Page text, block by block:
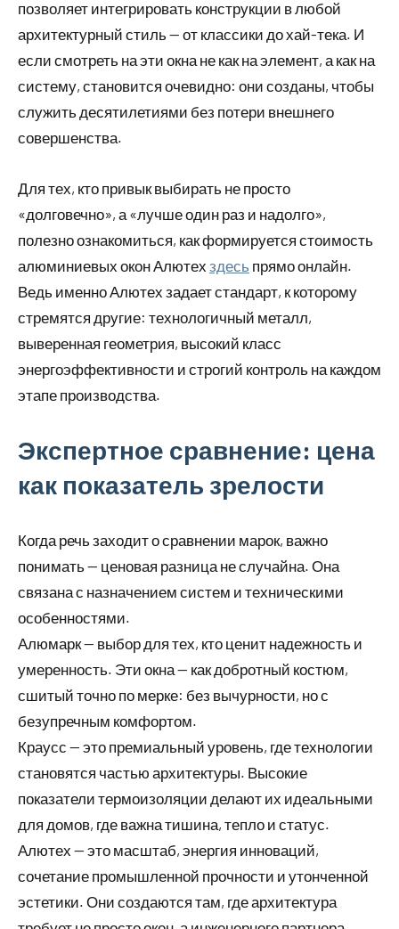
позволяет интегрировать конструкции в любой
архитектурный стиль — от классики до хай-тека. И
если смотреть на эти окна не как на элемент, а как на
систему, становится очевидно: они созданы, чтобы
служить десятилетиями без потери внешнего
совершенства.
Для тех, кто привык выбирать не просто
«долговечно», а «лучше один раз и надолго»,
полезно ознакомиться, как формируется стоимость
алюминиевых окон Алютех здесь прямо онлайн.
Ведь именно Алютех задает стандарт, к которому
стремятся другие: технологичный металл,
выверенная геометрия, высокий класс
энергоэффективности и строгий контроль на каждом
этапе производства.
Экспертное сравнение: цена
как показатель зрелости
Когда речь заходит о сравнении марок, важно
понимать — ценовая разница не случайна. Она
связана с назначением систем и техническими
особенностями.
Алюмарк — выбор для тех, кто ценит надежность и
умеренность. Эти окна — как добротный костюм,
сшитый точно по мерке: без вычурности, но с
безупречным комфортом.
Краусс — это премиальный уровень, где технологии
становятся частью архитектуры. Высокие
показатели термоизоляции делают их идеальными
для домов, где важна тишина, тепло и статус.
Алютех — это масштаб, энергия инноваций,
сочетание промышленной прочности и утонченной
эстетики. Они создаются там, где архитектура